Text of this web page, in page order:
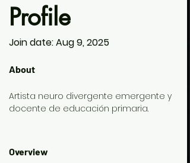
Profile
Join date: Aug 9, 2025
About
Artista neuro divergente emergente y
docente de educación primaria.
Overview